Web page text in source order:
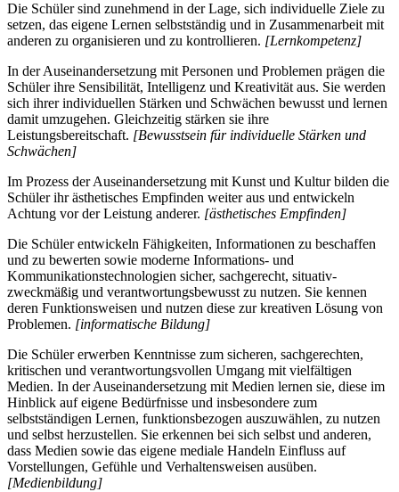
Die Schüler sind zunehmend in der Lage, sich individuelle Ziele zu
setzen, das eigene Lernen selbstständig und in Zusammenarbeit mit
anderen zu organisieren und zu kontrollieren. [Lernkompetenz]
In der Auseinandersetzung mit Personen und Problemen prägen die
Schüler ihre Sensibilität, Intelligenz und Kreativität aus. Sie werden
sich ihrer individuellen Stärken und Schwächen bewusst und lernen
damit umzugehen. Gleichzeitig stärken sie ihre
Leistungsbereitschaft. [Bewusstsein für individuelle Stärken und
Schwächen]
Im Prozess der Auseinandersetzung mit Kunst und Kultur bilden die
Schüler ihr ästhetisches Empfinden weiter aus und entwickeln
Achtung vor der Leistung anderer. [ästhetisches Empfinden]
Die Schüler entwickeln Fähigkeiten, Informationen zu beschaffen
und zu bewerten sowie moderne Informations- und
Kommunikationstechnologien sicher, sachgerecht, situativ-
zweckmäßig und verantwortungsbewusst zu nutzen. Sie kennen
deren Funktionsweisen und nutzen diese zur kreativen Lösung von
Problemen. [informatische Bildung]
Die Schüler erwerben Kenntnisse zum sicheren, sachgerechten,
kritischen und verantwortungsvollen Umgang mit vielfältigen
Medien. In der Auseinandersetzung mit Medien lernen sie, diese im
Hinblick auf eigene Bedürfnisse und insbesondere zum
selbstständigen Lernen, funktionsbezogen auszuwählen, zu nutzen
und selbst herzustellen. Sie erkennen bei sich selbst und anderen,
dass Medien sowie das eigene mediale Handeln Einfluss auf
Vorstellungen, Gefühle und Verhaltensweisen ausüben.
[Medienbildung]